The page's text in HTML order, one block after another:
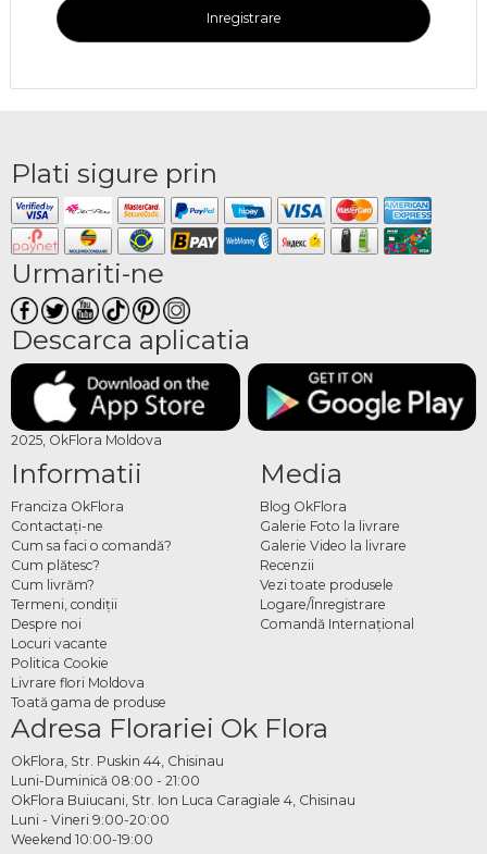
Inregistrare
Plati sigure prin
Urmariti-ne
Descarca aplicatia
2025, OkFlora Moldova
Informatii
Franciza OkFlora
Contactaţi-ne
Cum sa faci o comandă?
Cum plătesc?
Cum livrăm?
Termeni, condiţii
Despre noi
Locuri vacante
Politica Cookie
Livrare flori Moldova
Toată gama de produse
Media
Blog OkFlora
Galerie Foto la livrare
Galerie Video la livrare
Recenzii
Vezi toate produsele
Logare/Înregistrare
Comandă Internațional
Adresa Florariei Ok Flora
OkFlora, Str. Puskin 44, Chisinau
Luni-Duminică 08:00 - 21:00
OkFlora Buiucani, Str. Ion Luca Caragiale 4, Chisinau
Luni - Vineri 9:00-20:00
Weekend 10:00-19:00